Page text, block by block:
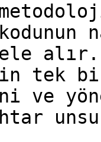
alır.
tek
ve